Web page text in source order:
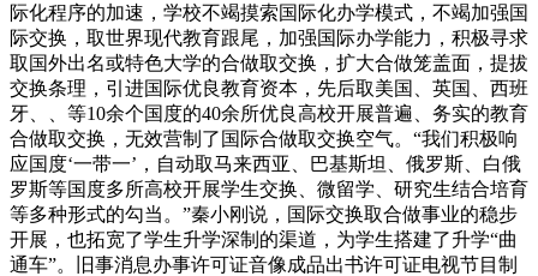
际化程序的加速，学校不竭摸索国际化办学模式，不竭加强国
际交换，取世界现代教育跟尾，加强国际办学能力，积极寻求
取国外出名或特色大学的合做取交换，扩大合做笼盖面，提拔
交换条理，引进国际优良教育资本，先后取美国、英国、西班
牙、、等10余个国度的40余所优良高校开展普遍、务实的教育
合做取交换，无效营制了国际合做取交换空气。“我们积极响
应国度‘一带一’，自动取马来西亚、巴基斯坦、俄罗斯、白俄
罗斯等国度多所高校开展学生交换、微留学、研究生结合培育
等多种形式的勾当。”秦小刚说，国际交换取合做事业的稳步
开展，也拓宽了学生升学深制的渠道，为学生搭建了升学“曲
通车”。旧事消息办事许可证音像成品出书许可证电视节目制